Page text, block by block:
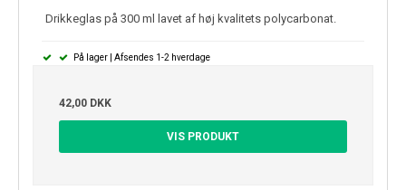
Drikkeglas på 300 ml lavet af høj kvalitets polycarbonat.
På lager | Afsendes 1-2 hverdage
42,00 DKK
VIS PRODUKT